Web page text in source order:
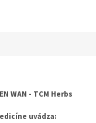
WAN - TCM Herbs
uvádza: